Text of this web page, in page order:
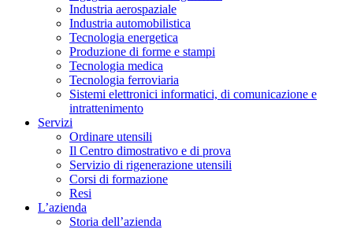
Industria aerospaziale
Industria automobilistica
Tecnologia energetica
Produzione di forme e stampi
Tecnologia medica
Tecnologia ferroviaria
Sistemi elettronici informatici, di comunicazione e
intrattenimento
Servizi
Ordinare utensili
Il Centro dimostrativo e di prova
Servizio di rigenerazione utensili
Corsi di formazione
Resi
L’azienda
Storia dell’azienda